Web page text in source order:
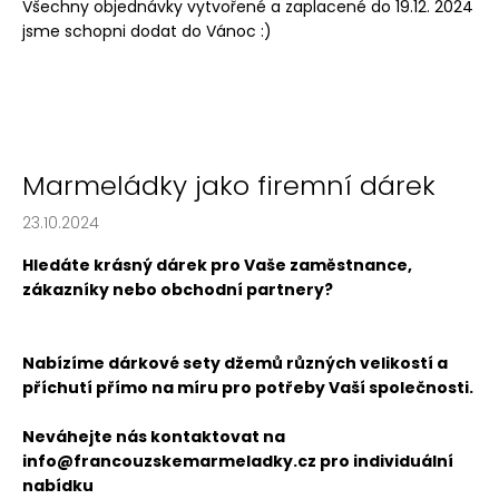
Všechny objednávky vytvořené a zaplacené do 19.12. 2024
jsme schopni dodat do Vánoc :)
Marmeládky jako firemní dárek
23.10.2024
Hledáte krásný dárek pro Vaše zaměstnance,
zákazníky nebo obchodní partnery?
Nabízíme dárkové sety džemů různých velikostí a
příchutí přímo na míru pro potřeby Vaší společnosti.
Neváhejte nás kontaktovat na
info@francouzskemarmeladky.cz pro individuální
nabídku
a
HLEDAT
D
o
p
o
r
u